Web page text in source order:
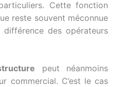
Cette fonction
reste souvent méconnue
des opérateurs
peut néanmoins
commercial. C’est le cas